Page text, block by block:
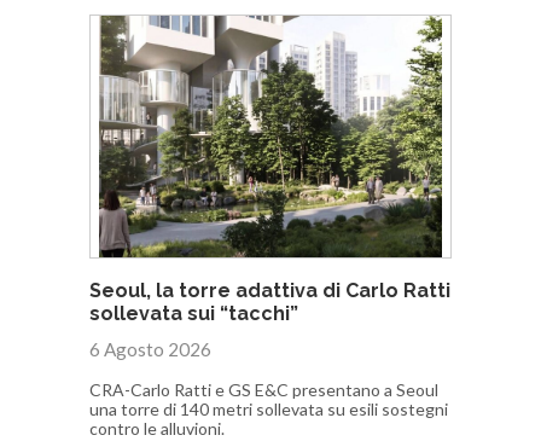
Seoul, la torre adattiva di Carlo Ratti
sollevata sui “tacchi”
6 Agosto 2026
CRA-Carlo Ratti e GS E&C presentano a Seoul
una torre di 140 metri sollevata su esili sostegni
contro le alluvioni.